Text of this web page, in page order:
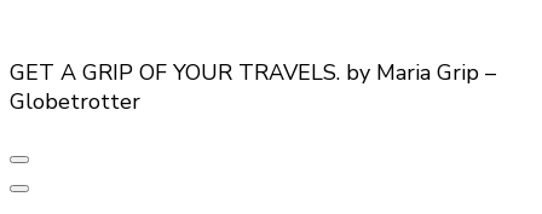
GET A GRIP OF YOUR TRAVELS. by Maria Grip –
Globetrotter